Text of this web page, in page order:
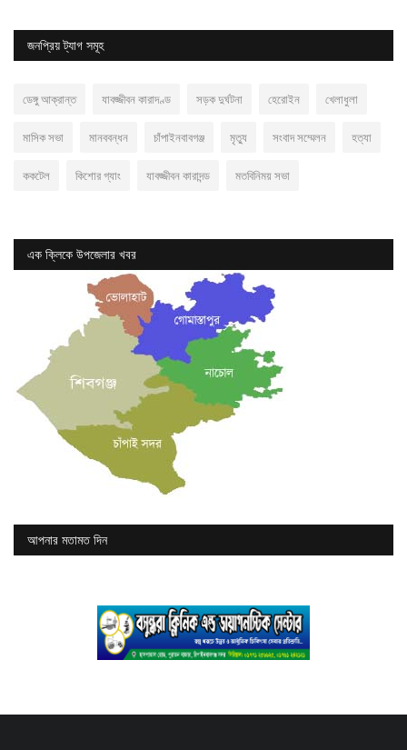
জনপ্রিয় ট্যাগ সমূহ
ডেঙ্গু আক্রান্ত যাবজ্জীবন কারাদণ্ড সড়ক দুর্ঘটনা হেরোইন খেলাধুলা
মাসিক সভা মানববন্ধন চাঁপাইনবাবগঞ্জ মৃত্যু সংবাদ সম্মেলন হত্যা
ককটেল কিশোর গ্যাং যাবজ্জীবন কারাদন্ড মতবিনিময় সভা
এক ক্লিকে উপজেলার খবর
আপনার মতামত দিন